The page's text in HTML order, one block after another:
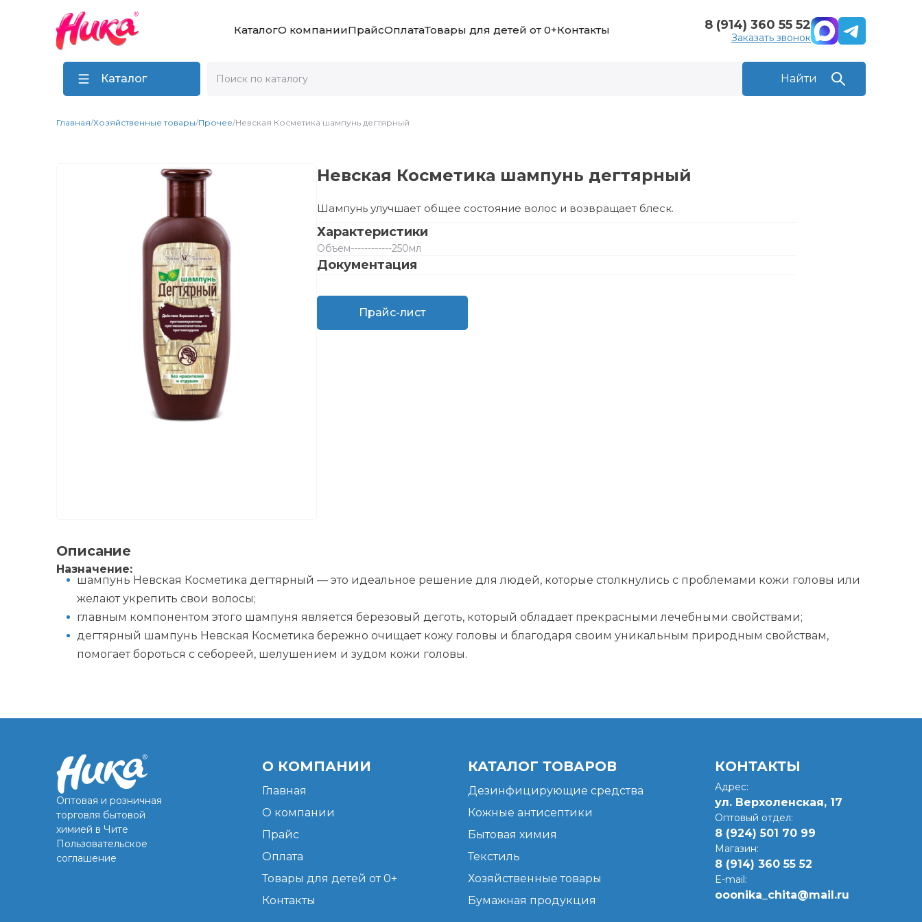
КаталогО компанииПрайсОплатаТовары для детей от 0+Контакты 8 (914) 360 55 52
Заказать звонок
Каталог
Главная/Хозяйственные товары/Прочее/Невская Косметика шампунь дегтярный
Невская Косметика шампунь дегтярный
Шампунь улучшает общее состояние волос и возвращает блеск.
Характеристики
Объем------------250мл
Документация
Прайс-лист
Описание
Назначение:
шампунь Невская Косметика дегтярный — это идеальное решение для людей, которые столкнулись с проблемами кожи головы или
желают укрепить свои волосы;
главным компонентом этого шампуня является березовый деготь, который обладает прекрасными лечебными свойствами;
дегтярный шампунь Невская Косметика бережно очищает кожу головы и благодаря своим уникальным природным свойствам,
помогает бороться с себореей, шелушением и зудом кожи головы.
Оптовая и розничная
торговля бытовой
химией в Чите
Пользовательское
соглашение
О КОМПАНИИ
Главная
О компании
Прайс
Оплата
Товары для детей от 0+
Контакты
КАТАЛОГ ТОВАРОВ
Дезинфицирующие средства
Кожные антисептики
Бытовая химия
Текстиль
Хозяйственные товары
Бумажная продукция
КОНТАКТЫ
Адрес:
ул. Верхоленская, 17​
Оптовый отдел:
8 (924) 501 70 99
Магазин:
8 (914) 360 55 52
E-mail:
ooonika_chita@mail.ru